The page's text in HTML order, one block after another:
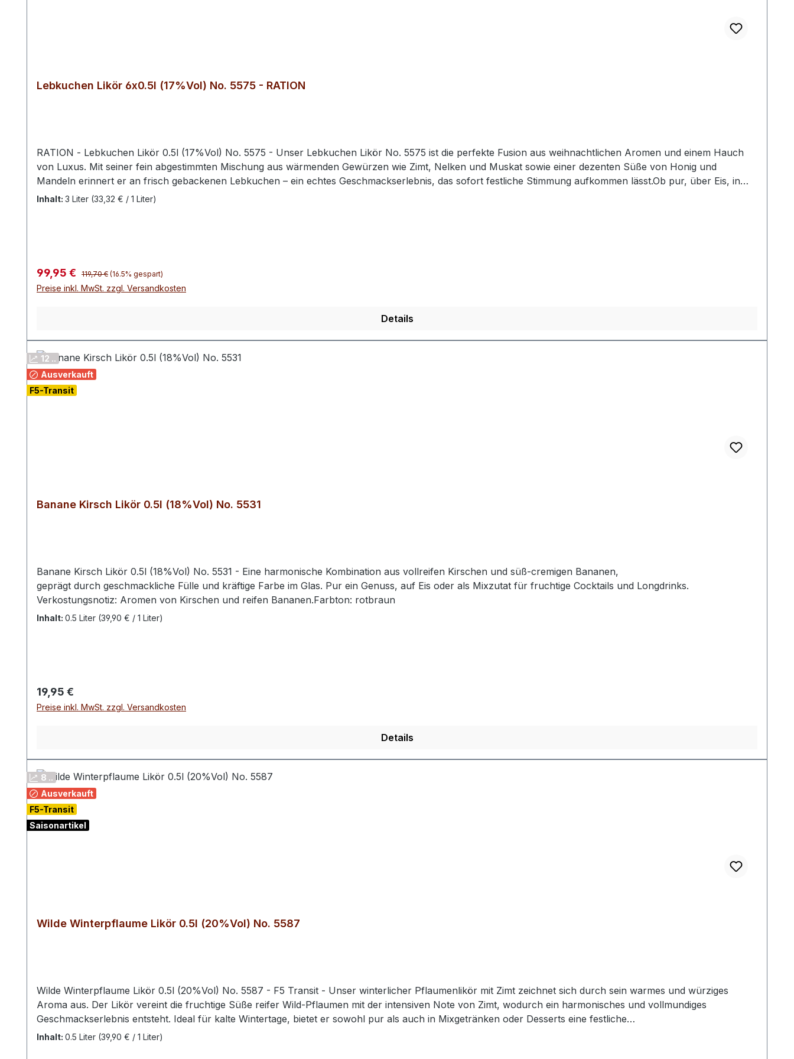
Lebkuchen Likör 6x0.5l (17%Vol) No. 5575 - RATION
RATION - Lebkuchen Likör 0.5l (17%Vol) No. 5575 - Unser Lebkuchen Likör No. 5575 ist die perfekte Fusion aus weihnachtlichen Aromen und einem Hauch
von Luxus. Mit seiner fein abgestimmten Mischung aus wärmenden Gewürzen wie Zimt, Nelken und Muskat sowie einer dezenten Süße von Honig und
Mandeln erinnert er an frisch gebackenen Lebkuchen – ein echtes Geschmackserlebnis, das sofort festliche Stimmung aufkommen lässt.Ob pur, über Eis, in
heißer Schokolade oder als festlicher Begleiter in Cocktails: Der Lebkuchen Likör No. 5575 verleiht jedem Anlass eine besondere Note. Seine samtige Textur
Inhalt: 3 Liter (33,32 € / 1 Liter)
Verkaufspreis:
99,95 € Regulärer Preis:
119,70 € (16.5% gespart)
Preise inkl. MwSt. zzgl. Versandkosten
Details
12 ..
Ausverkauft
F5-Transit
Banane Kirsch Likör 0.5l (18%Vol) No. 5531
Banane Kirsch Likör 0.5l (18%Vol) No. 5531 - Eine harmonische Kombination aus vollreifen Kirschen und süß-cremigen Bananen,
geprägt durch geschmackliche Fülle und kräftige Farbe im Glas. Pur ein Genuss, auf Eis oder als Mixzutat für fruchtige Cocktails und Longdrinks.
Verkostungsnotiz: Aromen von Kirschen und reifen Bananen.Farbton: rotbraun
Inhalt: 0.5 Liter (39,90 € / 1 Liter)
Regulärer Preis:
19,95 €
Preise inkl. MwSt. zzgl. Versandkosten
Details
8 ..
Ausverkauft
F5-Transit
Saisonartikel
Wilde Winterpflaume Likör 0.5l (20%Vol) No. 5587
Wilde Winterpflaume Likör 0.5l (20%Vol) No. 5587 - F5 Transit - Unser winterlicher Pflaumenlikör mit Zimt zeichnet sich durch sein warmes und würziges
Aroma aus. Der Likör vereint die fruchtige Süße reifer Wild-Pflaumen mit der intensiven Note von Zimt, wodurch ein harmonisches und vollmundiges
Geschmackserlebnis entsteht. Ideal für kalte Wintertage, bietet er sowohl pur als auch in Mixgetränken oder Desserts eine festliche
Genussoption.Verkostungsnotiz: Der Likör präsentiert sich in der Nase mit einer intensiven Duftnote reifer Pflaumen, ergänzt durch den warmen, würzigen
Inhalt: 0.5 Liter (39,90 € / 1 Liter)